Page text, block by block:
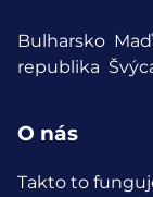
Bulharsko
republika
O nás
Takto to